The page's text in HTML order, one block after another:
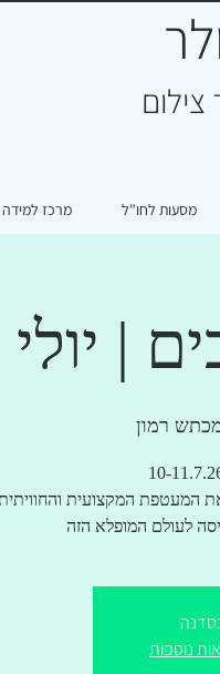
מסעות לחו"ל מרכז למידה
|
רמון
המעטפת המקצועית
לעולם המופלא הזה
נוספות